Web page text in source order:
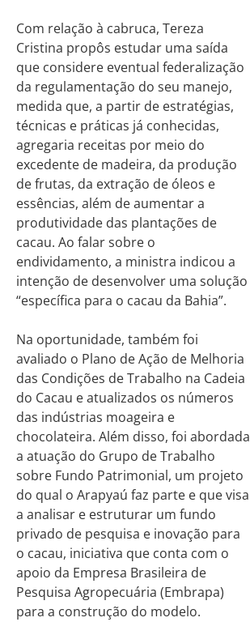
Com relação à cabruca, Tereza
Cristina propôs estudar uma saída
que considere eventual federalização
da regulamentação do seu manejo,
medida que, a partir de estratégias,
técnicas e práticas já conhecidas,
agregaria receitas por meio do
excedente de madeira, da produção
de frutas, da extração de óleos e
essências, além de aumentar a
produtividade das plantações de
cacau. Ao falar sobre o
endividamento, a ministra indicou a
intenção de desenvolver uma solução
“específica para o cacau da Bahia”.
Na oportunidade, também foi
avaliado o Plano de Ação de Melhoria
das Condições de Trabalho na Cadeia
do Cacau e atualizados os números
das indústrias moageira e
chocolateira. Além disso, foi abordada
a atuação do Grupo de Trabalho
sobre Fundo Patrimonial, um projeto
do qual o Arapyaú faz parte e que visa
a analisar e estruturar um fundo
privado de pesquisa e inovação para
o cacau, iniciativa que conta com o
apoio da Empresa Brasileira de
Pesquisa Agropecuária (Embrapa)
para a construção do modelo.